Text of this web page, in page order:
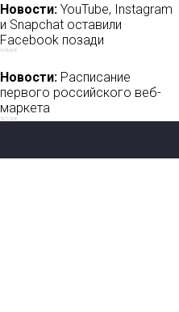
Новости: YouTube, Instagram
и Snapchat оставили
Facebook позади
01/06/2018
Новости: Расписание
первого российского веб-
маркета
13/11/2018